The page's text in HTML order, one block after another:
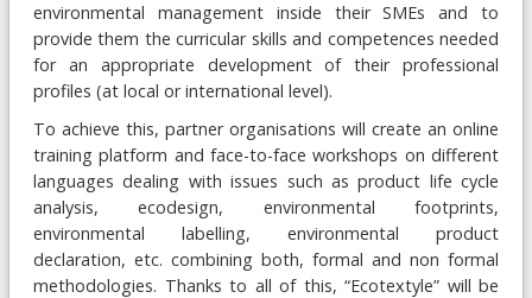
environmental management inside their SMEs and to
provide them the curricular skills and competences needed
for an appropriate development of their professional
profiles (at local or international level).
To achieve this, partner organisations will create an online
training platform and face-to-face workshops on different
languages dealing with issues such as product life cycle
analysis, ecodesign, environmental footprints,
environmental labelling, environmental product
declaration, etc. combining both, formal and non formal
methodologies. Thanks to all of this, “Ecotextyle” will be